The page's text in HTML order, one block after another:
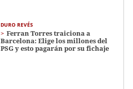
DURO REVÉS
Ferran Torres traiciona a
Barcelona: Elige los millones del
PSG y esto pagarán por su fichaje